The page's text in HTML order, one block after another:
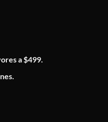
a $499.